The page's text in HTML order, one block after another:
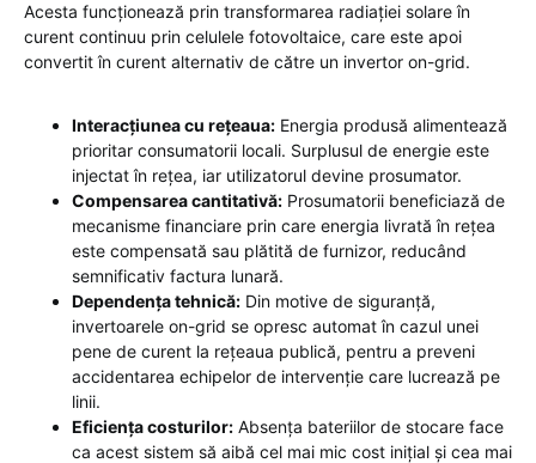
Acesta funcționează prin transformarea radiației solare în
curent continuu prin celulele fotovoltaice, care este apoi
convertit în curent alternativ de către un invertor on-grid.
Interacțiunea cu rețeaua: Energia produsă alimentează
prioritar consumatorii locali. Surplusul de energie este
injectat în rețea, iar utilizatorul devine prosumator.
Compensarea cantitativă: Prosumatorii beneficiază de
mecanisme financiare prin care energia livrată în rețea
este compensată sau plătită de furnizor, reducând
semnificativ factura lunară.
Dependența tehnică: Din motive de siguranță,
invertoarele on-grid se opresc automat în cazul unei
pene de curent la rețeaua publică, pentru a preveni
accidentarea echipelor de intervenție care lucrează pe
linii.
Eficiența costurilor: Absența bateriilor de stocare face
ca acest sistem să aibă cel mai mic cost inițial și cea mai